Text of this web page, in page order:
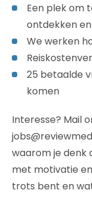
Een plek om
ontdekken
We werken
25 betaalde
komen
Interesse? Mail
waarom je denk
met motivatie
trots bent en